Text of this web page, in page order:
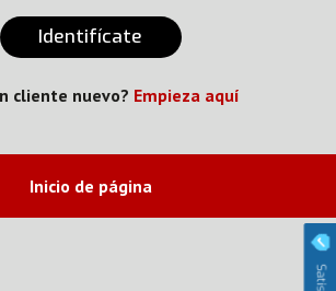
Identifícate
cliente nuevo? Empieza aquí
Inicio de página